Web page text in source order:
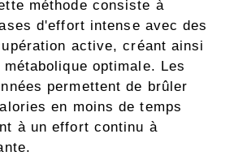
méthode consiste à
d'effort intense avec des
active, créant ainsi
optimale. Les
permettent de brûler
en moins de temps
à un effort continu à